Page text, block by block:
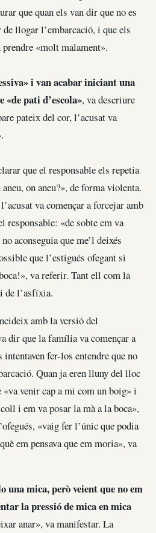
que quan els van dir que no es
llogar l’embarcació, i que els
prendre «molt malament».
i van acabar iniciant una
«de pati d’escola», va descriure
pateix del cor, l’acusat va
que el responsable els repetia
on aneu?», de forma violenta.
va començar a forcejar amb
responsable: «de sobte em va
aconseguia que me’l deixés
que l’estigués ofegant si
va referir. Tant ell com la
de l’asfíxia.
amb la versió del
dir que la família va començar a
fer-los entendre que no
Quan ja eren lluny del lloc
venir cap a mi com un boig» i
i em va posar la mà a la boca»,
«vaig fer l’únic que podia
em pensava que em moria», va
una mica, però veient que no em
la pressió de mica en mica
anar», va manifestar. La